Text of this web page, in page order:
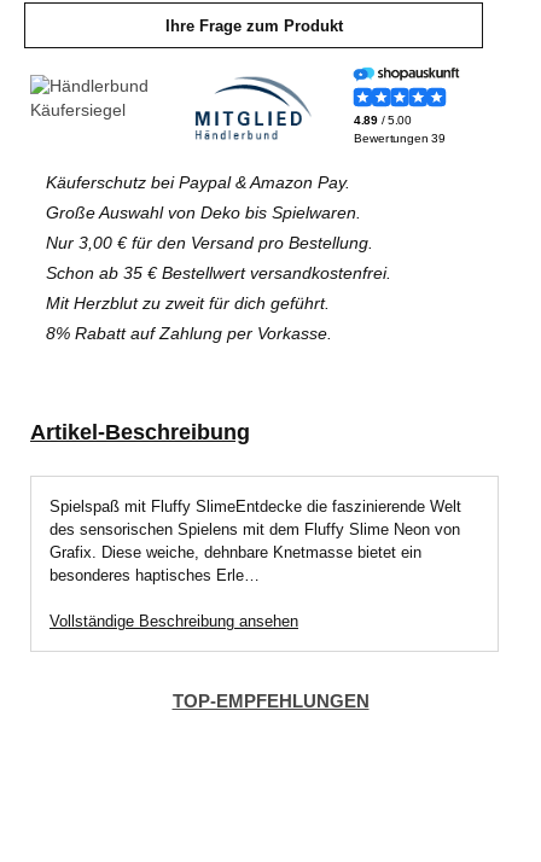
Ihre Frage zum Produkt
Käuferschutz bei Paypal & Amazon Pay.
Große Auswahl von Deko bis Spielwaren.
Nur 3,00 € für den Versand pro Bestellung.
Schon ab 35 € Bestellwert versandkostenfrei.
Mit Herzblut zu zweit für dich geführt.
8% Rabatt auf Zahlung per Vorkasse.
Artikel-Beschreibung
Spielspaß mit Fluffy SlimeEntdecke die faszinierende Welt
des sensorischen Spielens mit dem Fluffy Slime Neon von
Grafix. Diese weiche, dehnbare Knetmasse bietet ein
besonderes haptisches Erle…
Vollständige Beschreibung ansehen
TOP-EMPFEHLUNGEN